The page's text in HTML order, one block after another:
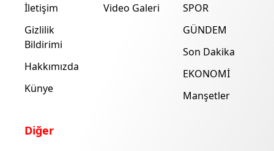
İletişim
Gizlilik
Bildirimi
Hakkımızda
Künye
Video Galeri
SPOR
GÜNDEM
Son Dakika
EKONOMİ
Manşetler
Diğer